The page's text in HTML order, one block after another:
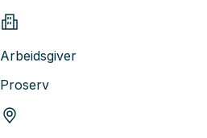
Arbeidsgiver
Proserv